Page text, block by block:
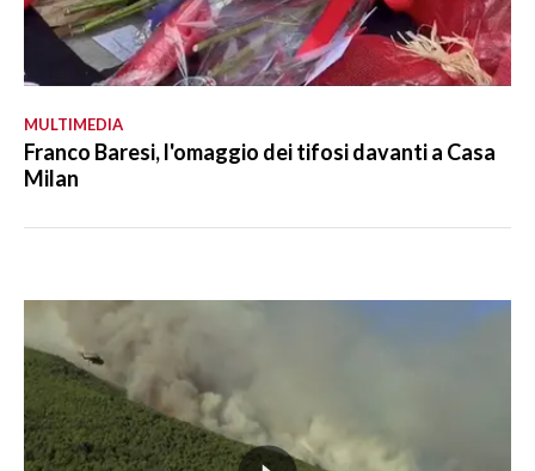
MULTIMEDIA
Franco Baresi, l'omaggio dei tifosi davanti a Casa
Milan